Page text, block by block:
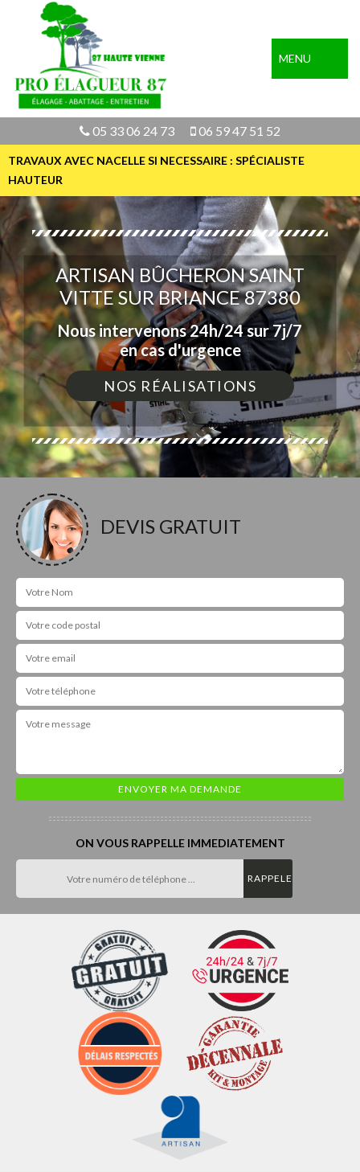
MENU
05 33 06 24 73 06 59 47 51 52
TRAVAUX AVEC NACELLE SI NECESSAIRE : SPÉCIALISTE
HAUTEUR
ARTISAN BÛCHERON SAINT
VITTE SUR BRIANCE 87380
Nous intervenons 24h/24 sur 7j/7
en cas d'urgence
NOS RÉALISATIONS
DEVIS GRATUIT
ON VOUS RAPPELLE IMMEDIATEMENT